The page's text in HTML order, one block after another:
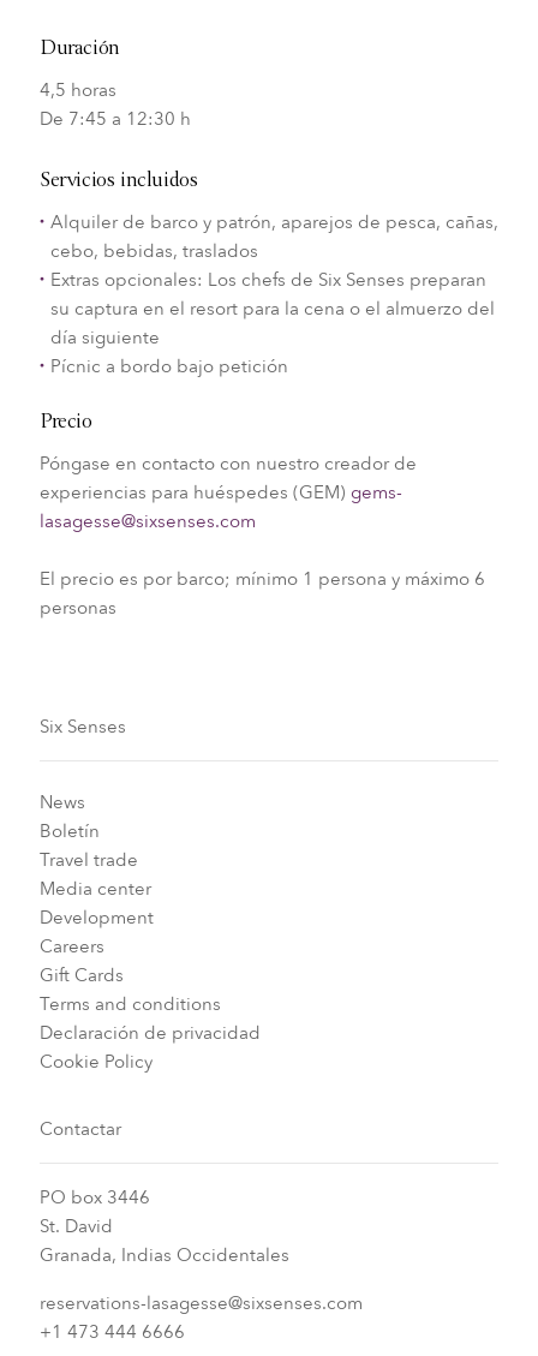
Duración
4,5 horas
De 7:45 a 12:30 h
Servicios incluidos
Alquiler de barco y patrón, aparejos de pesca, cañas,
cebo, bebidas, traslados
Extras opcionales: Los chefs de Six Senses preparan
su captura en el resort para la cena o el almuerzo del
día siguiente
Pícnic a bordo bajo petición
Precio
Póngase en contacto con nuestro creador de
experiencias para huéspedes (GEM) gems-
lasagesse@sixsenses.com
El precio es por barco; mínimo 1 persona y máximo 6
personas
Six Senses
News
Boletín
Travel trade
Media center
Development
Careers
Gift Cards
Terms and conditions
Declaración de privacidad
Cookie Policy
Contactar
PO box 3446
St. David
Granada, Indias Occidentales
reservations-lasagesse@sixsenses.com
+1 473 444 6666